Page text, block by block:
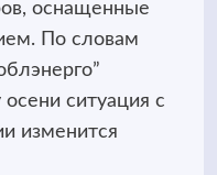
оснащенные
По словам
ситуация с
изменится